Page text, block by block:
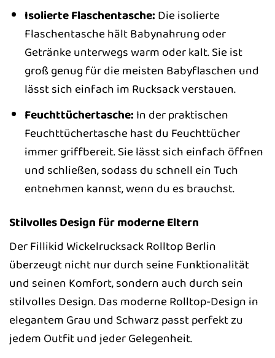
Isolierte Flaschentasche: Die isolierte
Flaschentasche hält Babynahrung oder
Getränke unterwegs warm oder kalt. Sie ist
groß genug für die meisten Babyflaschen und
lässt sich einfach im Rucksack verstauen.
Feuchttüchertasche: In der praktischen
Feuchttüchertasche hast du Feuchttücher
immer griffbereit. Sie lässt sich einfach öffnen
und schließen, sodass du schnell ein Tuch
entnehmen kannst, wenn du es brauchst.
Stilvolles Design für moderne Eltern
Der Fillikid Wickelrucksack Rolltop Berlin
überzeugt nicht nur durch seine Funktionalität
und seinen Komfort, sondern auch durch sein
stilvolles Design. Das moderne Rolltop-Design in
elegantem Grau und Schwarz passt perfekt zu
jedem Outfit und jeder Gelegenheit.